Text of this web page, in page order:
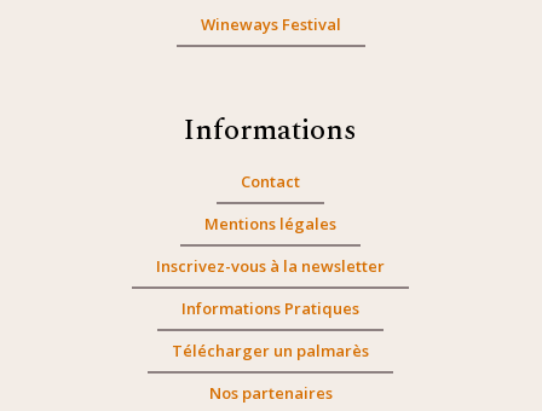
Wineways Festival
Informations
Contact
Mentions légales
Inscrivez-vous à la newsletter
Informations Pratiques
Télécharger un palmarès
Nos partenaires